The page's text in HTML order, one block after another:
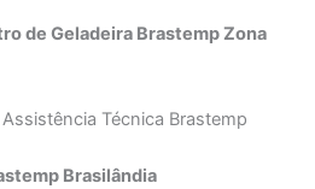
de Geladeira Brastemp Zona
Técnica Brastemp
Brasilândia